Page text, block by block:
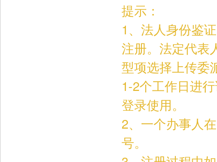
提示：
1、法人身份鉴
注册。法定代表
型项选择上传委
1-2个工作日进
登录使用。
2、一个办事人
号。